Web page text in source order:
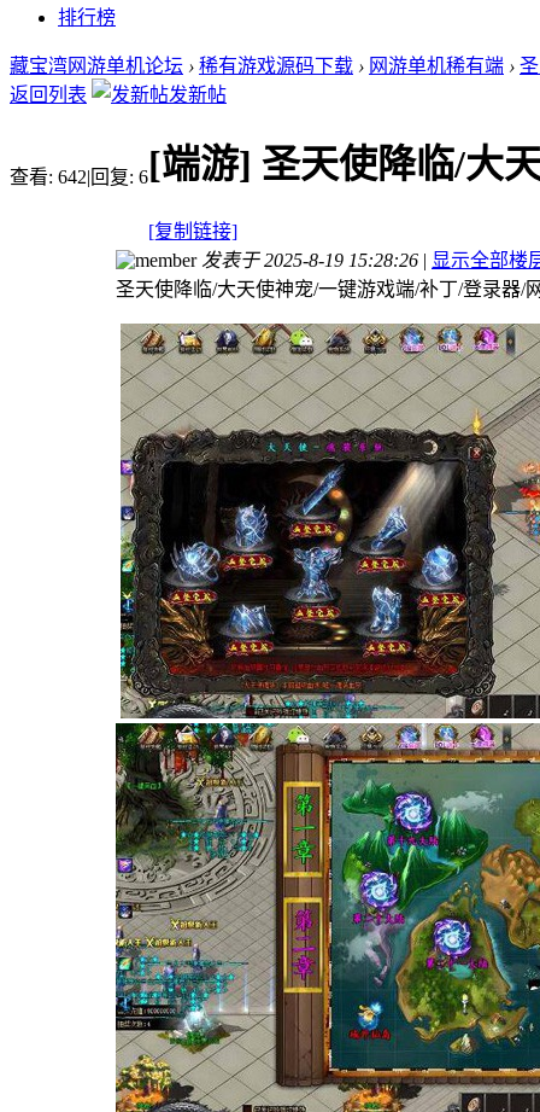
排行榜
藏宝湾网游单机论坛 › 稀有游戏源码下载 › 网游单机稀有端 ›
返回列表
发新帖
查看: 642|回复: 6[端游] 圣天使降临/大
[复制链接]
发表于 2025-8-19 15:28:26 | 显示全部楼
圣天使降临/大天使神宠/一键游戏端/补丁/登录器/